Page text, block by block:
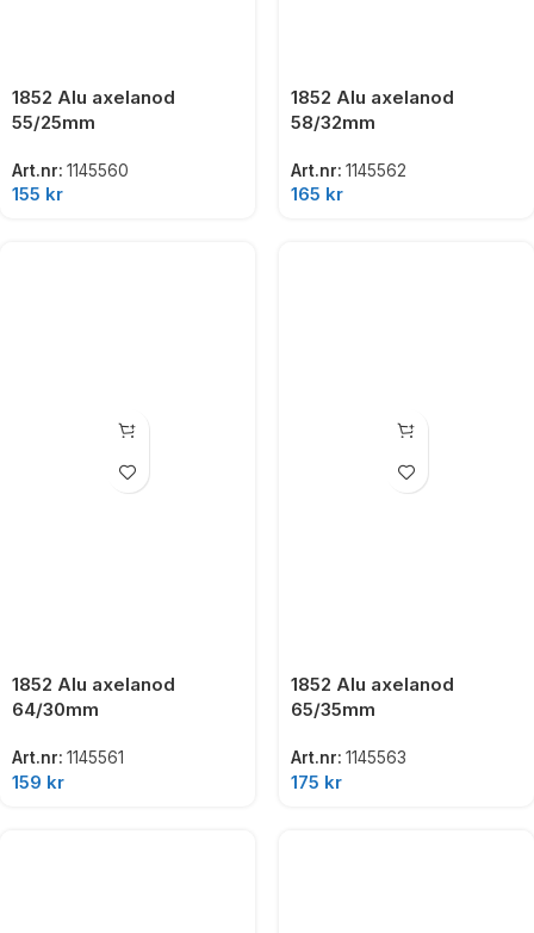
1852 Alu axelanod
55/25mm
Art.nr: 1145560
155 kr
1852 Alu axelanod
58/32mm
Art.nr: 1145562
165 kr
1852 Alu axelanod
64/30mm
Art.nr: 1145561
159 kr
1852 Alu axelanod
65/35mm
Art.nr: 1145563
175 kr